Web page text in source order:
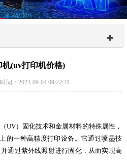
机(uv打印机价格)
间：2023-09-04 09:22:31
UV）固化技术和金属材料的特殊属性，
的一种高精度打印设备。它通过喷墨技
通过紫外线照射进行固化，从而实现高